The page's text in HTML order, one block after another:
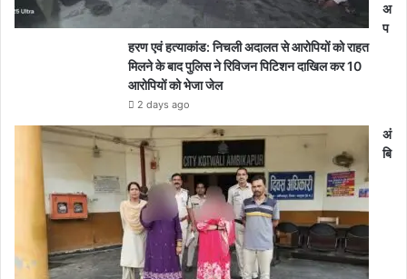
अ
प
हरण एवं हत्याकांड: निचली अदालत से आरोपियों को राहत
मिलने के बाद पुलिस ने रिविजन पिटिशन दाखिल कर 10
आरोपियों को भेजा जेल
2 days ago
अं
बि